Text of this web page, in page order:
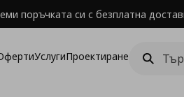
поръчката си с безплатна
УслугиПроектиране